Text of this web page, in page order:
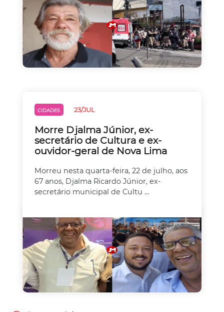
CIDADES 23/JUL
Morre Djalma Júnior, ex-
secretário de Cultura e ex-
ouvidor-geral de Nova Lima
Morreu nesta quarta-feira, 22 de julho, aos
67 anos, Djalma Ricardo Júnior, ex-
secretário municipal de Cultu ...